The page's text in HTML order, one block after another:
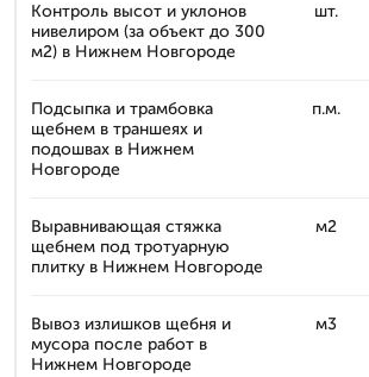
Контроль высот и уклонов
нивелиром (за объект до 300
м2) в Нижнем Новгороде
шт.
Подсыпка и трамбовка
щебнем в траншеях и
подошвах в Нижнем
Новгороде
п.м.
Выравнивающая стяжка
щебнем под тротуарную
плитку в Нижнем Новгороде
м2
Вывоз излишков щебня и
мусора после работ в
Нижнем Новгороде
м3